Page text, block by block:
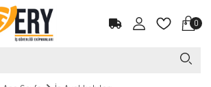
0